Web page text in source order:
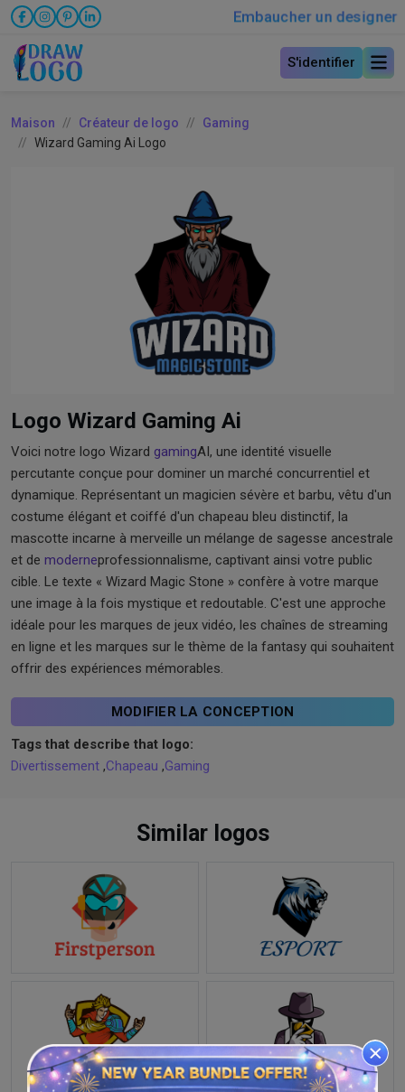
Embaucher un designer
S'identifier
Maison Créateur de logo
Gaming
Wizard Gaming Ai Logo
Logo Wizard Gaming Ai
Voici notre logo Wizard gamingAI, une identité visuelle
percutante conçue pour dominer un marché concurrentiel et
dynamique. Représentant un magicien sévère et barbu, vêtu d'un
costume élégant et coiffé d'un chapeau bleu distinctif, la
mascotte incarne à merveille un mélange de sagesse ancestrale
et de moderneprofessionnalisme, captivant ainsi votre public
cible. Le texte « Wizard Magic Stone » confère à votre marque
une image à la fois mystique et redoutable. C'est une approche
idéale pour les marques de jeux vidéo, les chaînes de streaming
en ligne et les marques sur le thème de la fantasy qui souhaitent
offrir des expériences mémorables.
MODIFIER LA CONCEPTION
Tags that describe that logo:
Divertissement ,Chapeau ,Gaming
Similar logos